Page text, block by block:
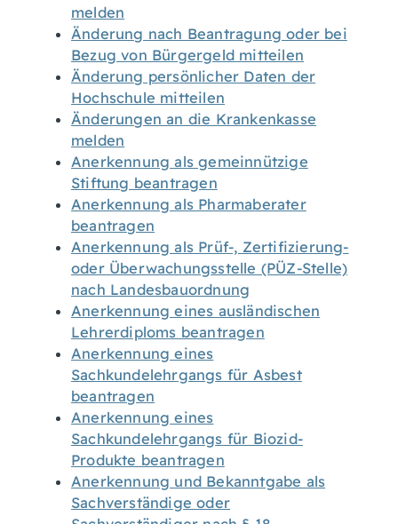
melden
Änderung nach Beantragung oder bei
Bezug von Bürgergeld mitteilen
Änderung persönlicher Daten der
Hochschule mitteilen
Änderungen an die Krankenkasse
melden
Anerkennung als gemeinnützige
Stiftung beantragen
Anerkennung als Pharmaberater
beantragen
Anerkennung als Prüf-, Zertifizierung-
oder Überwachungsstelle (PÜZ-Stelle)
nach Landesbauordnung
Anerkennung eines ausländischen
Lehrerdiploms beantragen
Anerkennung eines
Sachkundelehrgangs für Asbest
beantragen
Anerkennung eines
Sachkundelehrgangs für Biozid-
Produkte beantragen
Anerkennung und Bekanntgabe als
Sachverständige oder